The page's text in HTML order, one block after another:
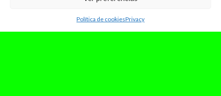
Política de cookiesPrivacy